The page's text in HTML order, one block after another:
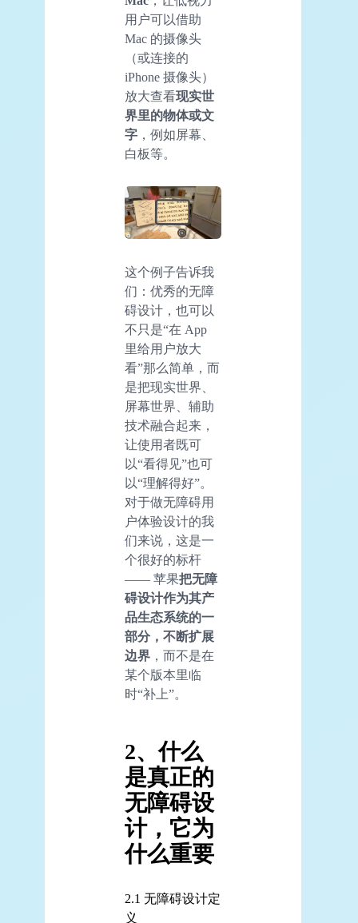
用户可以借助
Mac 的摄像头
（或连接的
iPhone 摄像头）
放大查看现实世
界里的物体或文
字 ，例如屏幕、
白板等。
这个例子告诉我
们：优秀的无障
碍设计，也可以
不只是“在 App
里给用户放大
看”那么简单，而
是把现实世界、
屏幕世界、辅助
技术融合起来，
让使用者既可
以“看得见”也可
以“理解得好”。
对于做无障碍用
户体验设计的我
们来说，这是一
个很好的标杆
—— 苹果把无障
碍设计作为其产
品生态系统的一
部分，不断扩展
边界 ，而不是在
某个版本里临
时“补上”。
2、什么
是真正的
无障碍设
计，它为
什么重要
2.1 无障碍设计定
义